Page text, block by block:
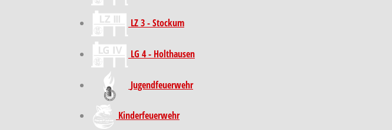
LZ 3 - Stockum
LG 4 - Holthausen
Jugendfeuerwehr
Kinder­feuer­wehr